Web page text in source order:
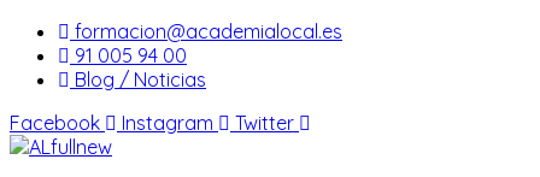
Saltar
contenido
formacion@academialocal.es
91 005 94 00
Blog / Noticias
Facebook
Instagram Twitter